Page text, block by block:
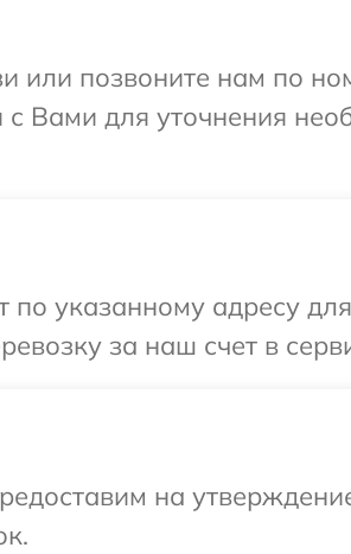
или позвоните нам по
Вами для уточнения
указанному адресу
за наш счет в
на